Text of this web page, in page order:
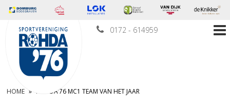
0172 - 614959
HOME » ROHDA’76 MC1 TEAM VAN HET JAAR